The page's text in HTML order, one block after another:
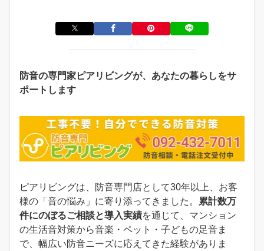
防音の専門家ピアリビングが、あなたの暮らしをサ
ポートします
ピアリビングは、防音専門店として30年以上、お客
様の「音の悩み」に寄り添ってきました。
累計数万
件にのぼるご相談と導入実績を通じて、マンション
の生活音対策から音楽・ペット・子どもの足音ま
で、幅広い防音ニーズに応えてきた経験がありま